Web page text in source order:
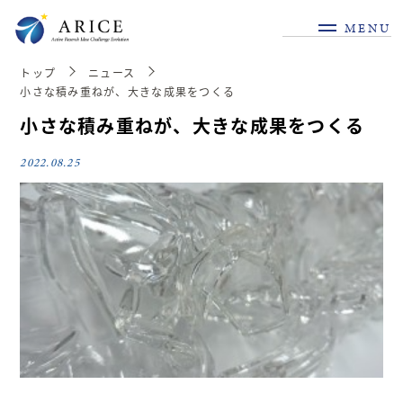
MENU
トップ
ニュース
小さな積み重ねが、大きな成果をつくる
小さな積み重ねが、大きな成果をつくる
2022.08.25